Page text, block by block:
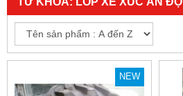
NEW